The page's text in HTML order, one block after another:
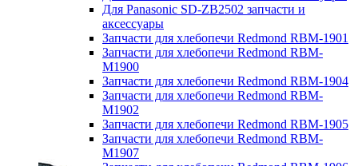
Для Panasonic SD-ZB2502 запчасти и
аксессуары
Запчасти для хлебопечи Redmond RBM-1901
Запчасти для хлебопечи Redmond RBM-
M1900
Запчасти для хлебопечи Redmond RBM-1904
Запчасти для хлебопечи Redmond RBM-
M1902
Запчасти для хлебопечи Redmond RBM-1905
Запчасти для хлебопечи Redmond RBM-
M1907